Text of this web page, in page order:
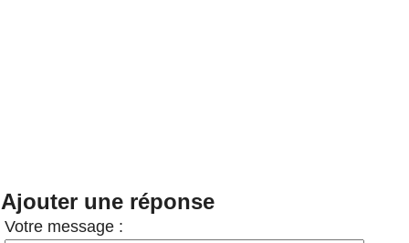
Ajouter une réponse
Votre message :